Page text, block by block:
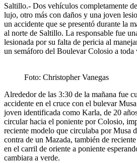
Saltillo.- Dos vehículos completamente
lujo, otro más con daños y una joven
un accidente que se presentó durante la
al norte de Saltillo. La responsable fue
lesionada por su falta de pericia al
un semáforo del Boulevar Colosio a toda
Foto: Christopher Vanegas
Alrededor de las 3:30 de la mañana fue
accidente en el cruce con el bulevar
joven identificada como Karla, de 20
circular hacia el poniente por Colosio,
reciente modelo que circulaba por Musa
contra de un Mazada, también de
en el carril de oriente a poniente
cambiara a verde.